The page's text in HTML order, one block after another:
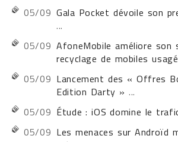
05/09 Gala Pocket dévoile son
...
05/09 AfoneMobile améliore son
recyclage de mobiles
05/09 Lancement des « Offres
Edition Darty » ...
05/09 Étude : iOS domine le
05/09 Les menaces sur Androïd